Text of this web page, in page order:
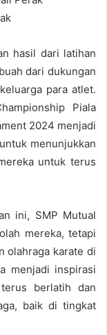
hasil dari latihan
dari dukungan
para atlet.
Piala
2024 menjadi
menunjukkan
untuk terus
ini, SMP Mutual
mereka, tetapi
olahraga karate di
menjadi inspirasi
berlatih dan
baik di tingkat